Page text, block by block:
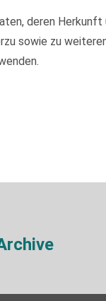
deren Herkunft
sowie zu